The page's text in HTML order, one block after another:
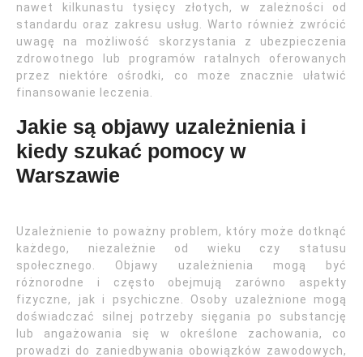
nawet kilkunastu tysięcy złotych, w zależności od
standardu oraz zakresu usług. Warto również zwrócić
uwagę na możliwość skorzystania z ubezpieczenia
zdrowotnego lub programów ratalnych oferowanych
przez niektóre ośrodki, co może znacznie ułatwić
finansowanie leczenia.
Jakie są objawy uzależnienia i
kiedy szukać pomocy w
Warszawie
Uzależnienie to poważny problem, który może dotknąć
każdego, niezależnie od wieku czy statusu
społecznego. Objawy uzależnienia mogą być
różnorodne i często obejmują zarówno aspekty
fizyczne, jak i psychiczne. Osoby uzależnione mogą
doświadczać silnej potrzeby sięgania po substancję
lub angażowania się w określone zachowania, co
prowadzi do zaniedbywania obowiązków zawodowych,